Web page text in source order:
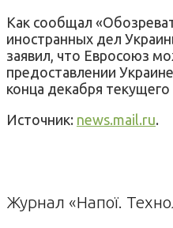
Как сообщал
иностранных дел
заявил, что Евросоюз
предоставлении
конца декабря текущего
Источник: news.mail.ru.
Журнал «Напої.